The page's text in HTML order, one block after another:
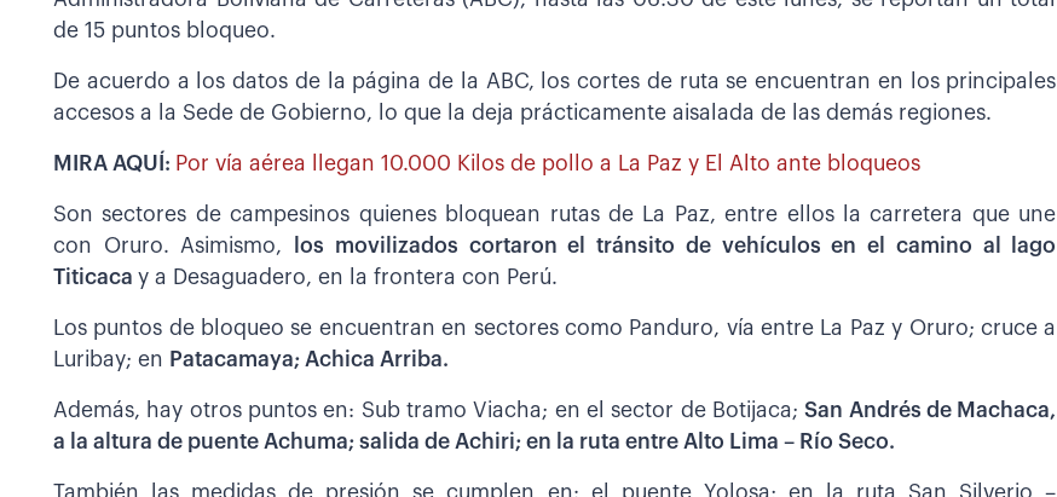
de 15 puntos bloqueo.
De acuerdo a los datos de la página de la ABC, los cortes de ruta se encuentran en los principales
accesos a la Sede de Gobierno, lo que la deja prácticamente aisalada de las demás regiones.
MIRA AQUÍ: Por vía aérea llegan 10.000 Kilos de pollo a La Paz y El Alto ante bloqueos
Son sectores de campesinos quienes bloquean rutas de La Paz, entre ellos la carretera que une
con Oruro. Asimismo,
los movilizados cortaron el tránsito de vehículos en el camino al lago
Titicaca y a Desaguadero, en la frontera con Perú.
Los puntos de bloqueo se encuentran en sectores como Panduro, vía entre La Paz y Oruro; cruce a
Luribay; en Patacamaya; Achica Arriba.
Además, hay otros puntos en: Sub tramo Viacha; en el sector de Botijaca;San Andrés de Machaca,
a la altura de puente Achuma; salida de Achiri; en la ruta entre Alto Lima – Río Seco.
También las medidas de presión se cumplen en: el puente Yolosa; en la ruta San Silverio –